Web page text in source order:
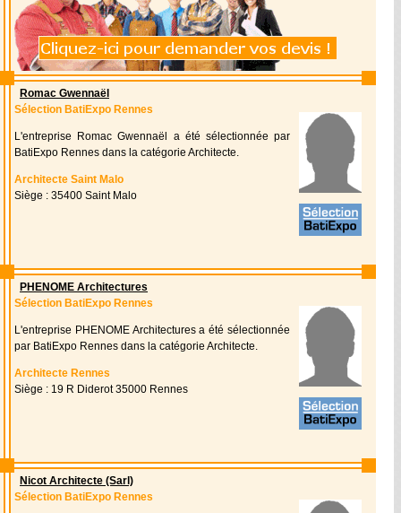
Romac Gwennaël
Sélection BatiExpo Rennes
L'entreprise Romac Gwennaël a été sélectionnée par
BatiExpo Rennes dans la catégorie Architecte.
Architecte Saint Malo
Siège : 35400 Saint Malo
PHENOME Architectures
Sélection BatiExpo Rennes
L'entreprise PHENOME Architectures a été sélectionnée
par BatiExpo Rennes dans la catégorie Architecte.
Architecte Rennes
Siège : 19 R Diderot 35000 Rennes
Nicot Architecte (Sarl)
Sélection BatiExpo Rennes